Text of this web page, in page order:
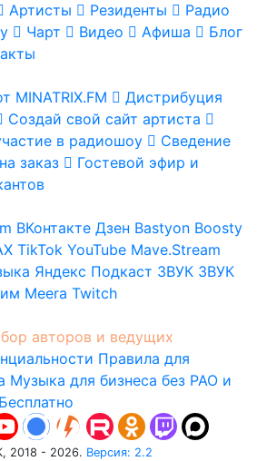
Артисты Резиденты
Радио
Чарт Видео Афиша
Блог
MINATRIX.FM
Дистрибуция
Создай свой сайт артиста
в радиошоу
Сведение
заказ
Гостевой эфир и
ВКонтакте Дзен Bastyon Boosty
TikTok YouTube Mave.Stream
Яндекс Подкаст ЗВУК ЗВУК
Meera Twitch
авторов и ведущих
Правила для
Музыка для бизнеса без РАО и
- 2026. Версия: 2.2